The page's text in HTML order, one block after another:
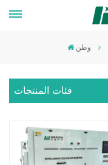
وطن
فئات المنتجات